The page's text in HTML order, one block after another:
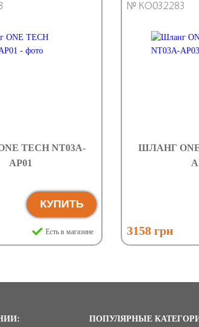
TECH NT03A-
AP01
КУПИТЬ
Есть в магазине
№ КО032283
ШЛАНГ ONE
3158 грн
ПОПУЛЯРНЫЕ